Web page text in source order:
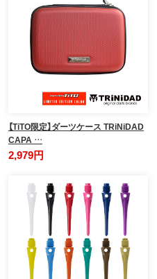
【TiTO限定】ダーツケース TRiNiDAD
CAPA …
2,979円